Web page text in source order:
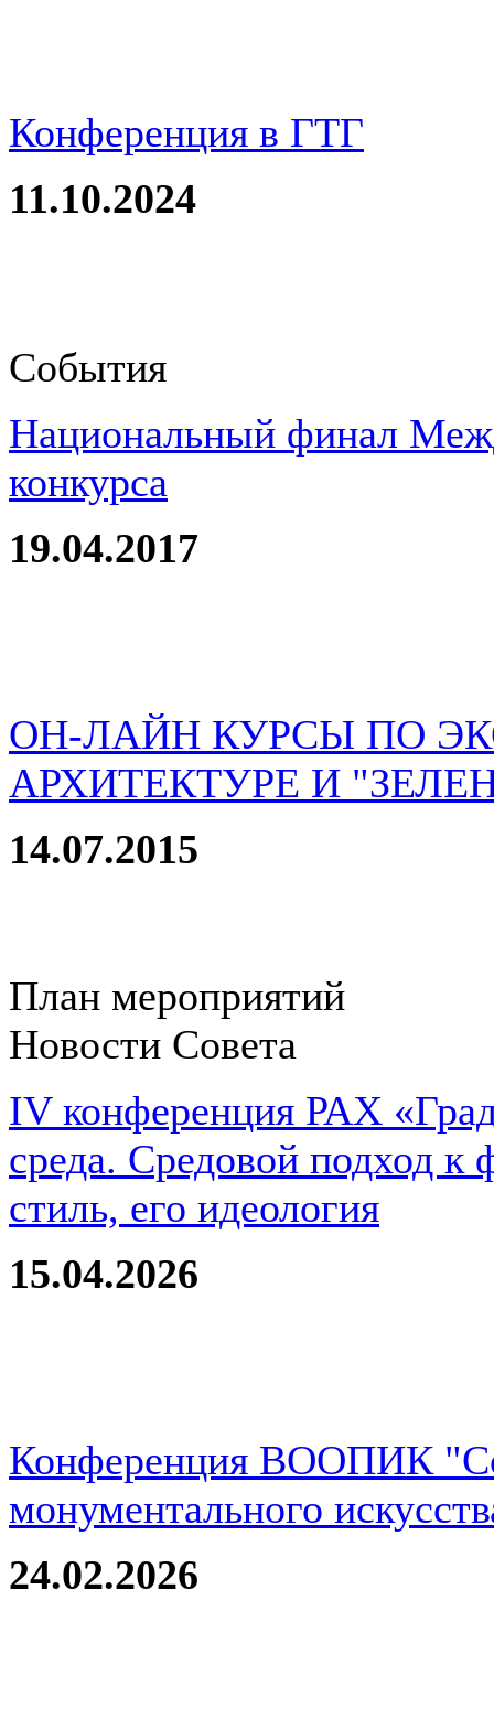
Конференция в ГТГ
11.10.2024
События
Национальный финал
конкурса
19.04.2017
ОН-ЛАЙН КУРСЫ ПО
АРХИТЕКТУРЕ И
14.07.2015
План мероприятий
Новости Совета
IV конференция РАХ
среда. Средовой подход
стиль, его идеология
15.04.2026
Конференция ВООПИК
монументального
24.02.2026